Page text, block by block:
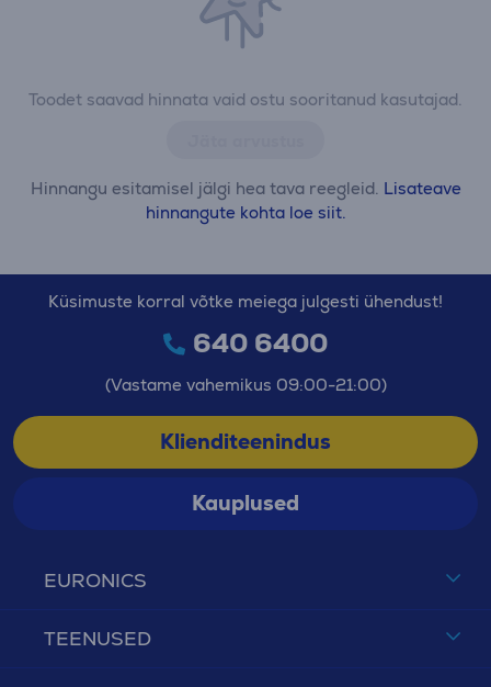
Toodet saavad hinnata vaid ostu sooritanud kasutajad.
Hinnangu esitamisel jälgi hea tava reegleid. Lisateave
hinnangute kohta loe siit.
EURONICS
TEENUSED
Küsimuste korral võtke meiega julgesti ühendust!
640 6400
(Vastame vahemikus 09:00-21:00)
Klienditeenindus
Kauplused